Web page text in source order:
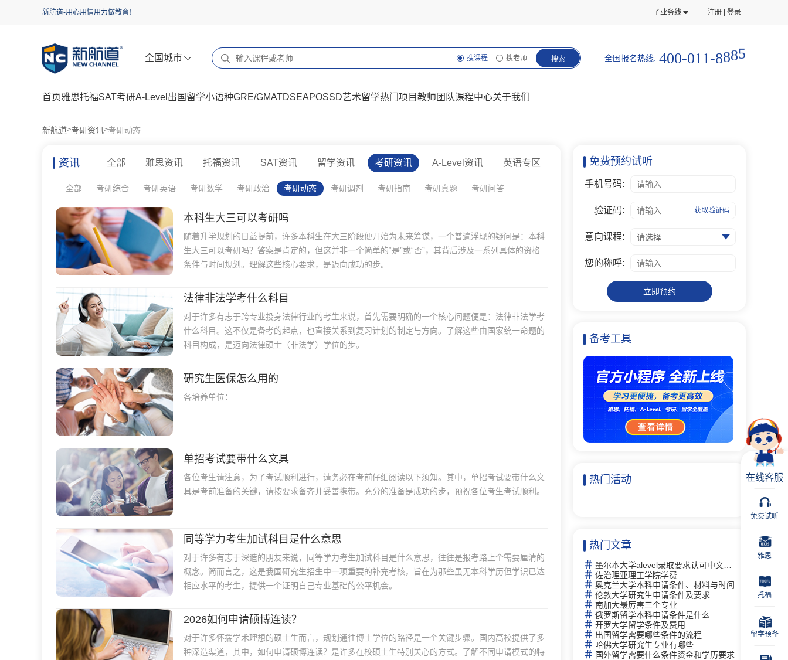
新航道-用心用情用力做教育！ 子业务线 注册 | 登录
全国城市 搜课程 搜老师 搜索 全国报名热线: 400-01 1 -8885
首页雅思托福SAT考研A-Level 出国留学小语种GRE/GMATDSEAPOSSD艺术留学热门项目教师团队课程中心关于我们
新航道>考研资讯>考研动态
资讯 全部 雅思资讯 托福资讯 SAT资讯 留学资讯 考研资讯 A-Level资讯 英语专区
全部 考研综合 考研英语 考研数学 考研政治 考研动态 考研调剂 考研指南 考研真题 考研问答
本科生大三可以考研吗
随着升学规划的日益提前，许多本科生在大三阶段便开始为未来筹谋，一个普遍浮现的疑问是：本科
生大三可以考研吗？答案是肯定的，但这并非一个简单的“是”或“否”，其背后涉及一系列具体的资格
条件与时间规划。理解这些核心要求，是迈向成功的步。
法律非法学考什么科目
对于许多有志于跨专业投身法律行业的考生来说，首先需要明确的一个核心问题便是：法律非法学考
什么科目。这不仅是备考的起点，也直接关系到复习计划的制定与方向。了解这些由国家统一命题的
科目构成，是迈向法律硕士（非法学）学位的步。
研究生医保怎么用的
各培养单位：
单招考试要带什么文具
各位考生请注意，为了考试顺利进行，请务必在考前仔细阅读以下须知。其中，单招考试要带什么文
具是考前准备的关键，请按要求备齐并妥善携带。充分的准备是成功的步，预祝各位考生考试顺利。
同等学力考生加试科目是什么意思
对于许多有志于深造的朋友来说，同等学力考生加试科目是什么意思，往往是报考路上个需要厘清的
概念。简而言之，这是我国研究生招生中一项重要的补充考核，旨在为那些虽无本科学历但学识已达
相应水平的考生，提供一个证明自己专业基础的公平机会。
2026如何申请硕博连读？
对于许多怀揣学术理想的硕士生而言，规划通往博士学位的路径是一个关键步骤。国内高校提供了多
种深造渠道，其中，如何申请硕博连读？是许多在校硕士生特别关心的方式。了解不同申请模式的特
免费预约试听
手机号码:
验证码: 获取验证码
意向课程: 请选择
您的称呼:
立即预约
备考工具
热门活动
热门文章
墨尔本大学alevel录取要求认可中文成绩吗
佐治理亚理工学院学费
奥克兰大学本科申请条件、材料与时间
伦敦大学研究生申请条件及要求
南加大最厉害三个专业
俄罗斯留学本科申请条件是什么
开罗大学留学条件及费用
出国留学需要哪些条件的流程
哈佛大学研究生专业有哪些
国外留学需要什么条件资金和学历要求
在线客服
免费试听
雅思
托福
留学预备
登录/注册
* 手机号:
登录